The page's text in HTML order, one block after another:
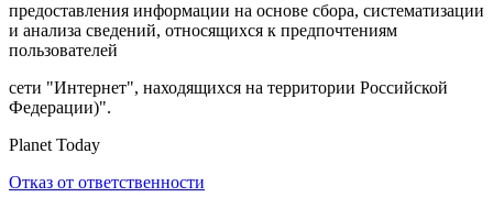
предоставления информации на основе сбора, систематизации
и анализа сведений, относящихся к предпочтениям
пользователей
сети "Интернет", находящихся на территории Российской
Федерации)".
Planet Today
Отказ от ответственности